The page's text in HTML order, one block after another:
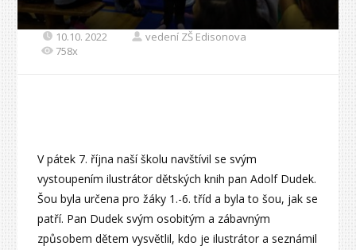
10.10. 2022
vedení ZŠ Edisonova
758x
V pátek 7. října naší školu navštívil se svým
vystoupením ilustrátor dětských knih pan Adolf Dudek.
Šou byla určena pro žáky 1.-6. tříd a byla to šou, jak se
patří. Pan Dudek svým osobitým a zábavným
způsobem dětem vysvětlil, kdo je ilustrátor a seznámil